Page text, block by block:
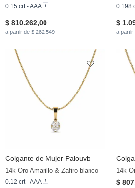
0.15 crt - AAA
$ 810.262,00
a partir de $ 282.549
0.198
$
a partir
Colgante de Mujer Palouvb
14k Oro Amarillo & Zafiro blanco
0.12 crt - AAA
14k
$